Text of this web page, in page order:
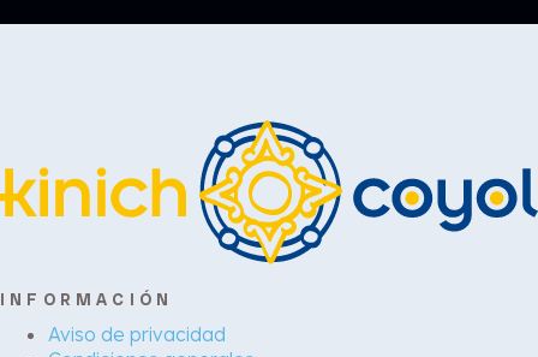
INFORMACIÓN
Aviso de privacidad